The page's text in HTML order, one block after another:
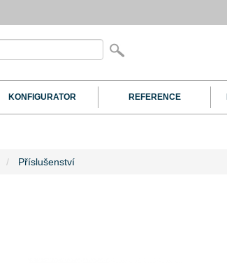
KONFIGURATOR REFERENCE
Příslušenství